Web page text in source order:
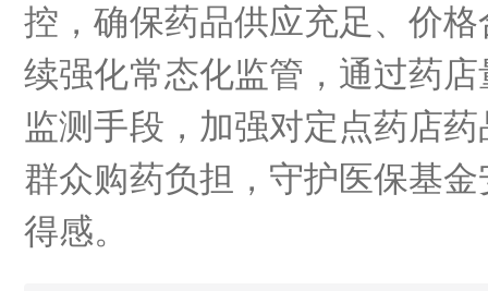
控，确保药品供应充足、价
续强化常态化监管，通过药
监测手段，加强对定点药店
群众购药负担，守护医保基
得感。